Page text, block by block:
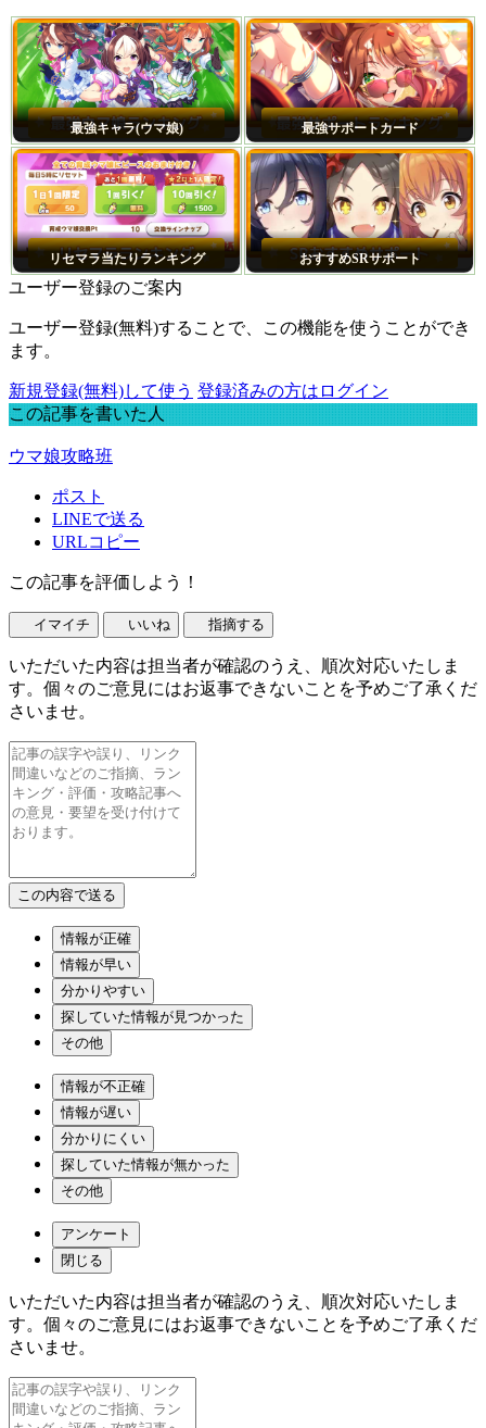
最強キャラ(ウマ娘) 最強サポートカード
リセマラ当たりランキング おすすめSRサポート
ユーザー登録のご案内
ユーザー登録(無料)することで、この機能を使うことができ
ます。
新規登録(無料)して使う 登録済みの方はログイン
この記事を書いた人
ウマ娘攻略班
ポスト
LINEで送る
URLコピー
この記事を評価しよう！
イマイチ いいね 指摘する
いただいた内容は担当者が確認のうえ、順次対応いたしま
す。個々のご意見にはお返事できないことを予めご了承くだ
さいませ。
情報が正確
情報が早い
分かりやすい
探していた情報が見つかった
その他
情報が不正確
情報が遅い
分かりにくい
探していた情報が無かった
その他
アンケート
閉じる
いただいた内容は担当者が確認のうえ、順次対応いたしま
す。個々のご意見にはお返事できないことを予めご了承くだ
さいませ。